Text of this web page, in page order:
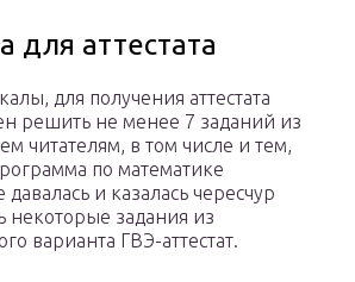
для аттестата
для получения аттестата
решить не менее 7 заданий из
читателям, в том числе и тем,
по математике
давалась и казалась чересчур
некоторые задания из
варианта ГВЭ-аттестат.